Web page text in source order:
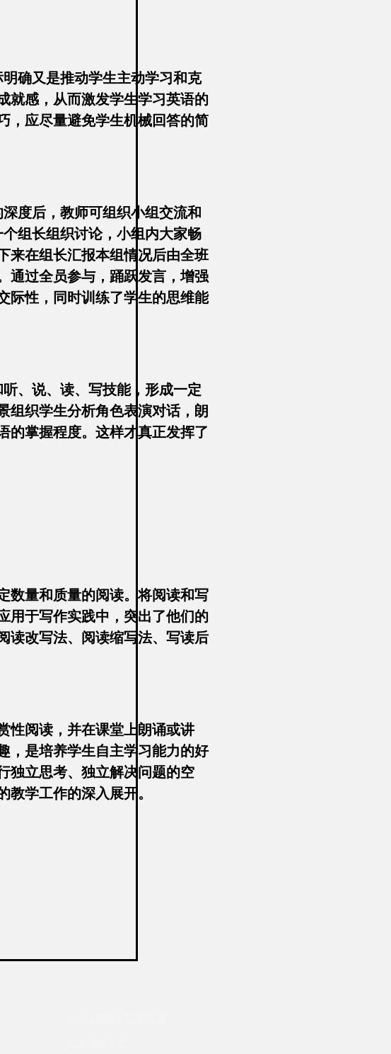
确又是推动学生主动学习和克
就感，从而激发学生学习英语的
，应尽量避免学生机械回答的简
度后，教师可组织小组交流和
组长组织讨论，小组内大家畅
来在组长汇报本组情况后由全班
通过全员参与，踊跃发言，增强
际性，同时训练了学生的思维能
、说、读、写技能，形成一定
组织学生分析角色表演对话，朗
的掌握程度。这样才真正发挥了
数量和质量的阅读。将阅读和写
用于写作实践中，突出了他们的
读改写法、阅读缩写法、写读后
性阅读，并在课堂上朗诵或讲
，是培养学生自主学习能力的好
独立思考、独立解决问题的空
学工作的深入展开。